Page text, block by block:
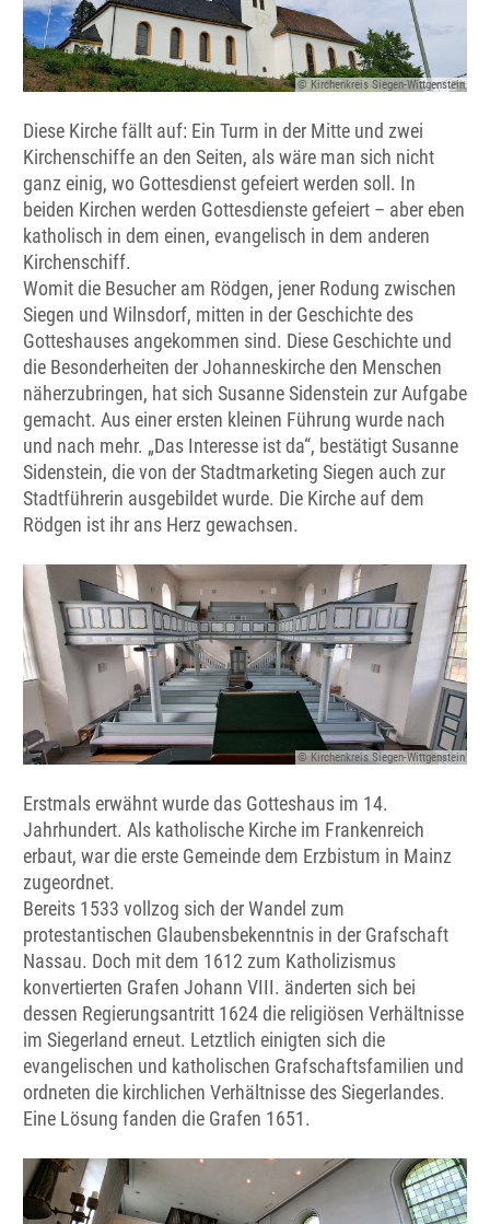
© Kirchenkreis Siegen-Wittgenstein
Diese Kirche fällt auf: Ein Turm in der Mitte und zwei
Kirchenschiffe an den Seiten, als wäre man sich nicht
ganz einig, wo Gottesdienst gefeiert werden soll. In
beiden Kirchen werden Gottesdienste gefeiert – aber eben
katholisch in dem einen, evangelisch in dem anderen
Kirchenschiff.
Womit die Besucher am Rödgen, jener Rodung zwischen
Siegen und Wilnsdorf, mitten in der Geschichte des
Gotteshauses angekommen sind. Diese Geschichte und
die Besonderheiten der Johanneskirche den Menschen
näherzubringen, hat sich Susanne Sidenstein zur Aufgabe
gemacht. Aus einer ersten kleinen Führung wurde nach
und nach mehr. „Das Interesse ist da“, bestätigt Susanne
Sidenstein, die von der Stadtmarketing Siegen auch zur
Stadtführerin ausgebildet wurde. Die Kirche auf dem
Rödgen ist ihr ans Herz gewachsen.
© Kirchenkreis Siegen-Wittgenstein
Erstmals erwähnt wurde das Gotteshaus im 14.
Jahrhundert. Als katholische Kirche im Frankenreich
erbaut, war die erste Gemeinde dem Erzbistum in Mainz
zugeordnet.
Bereits 1533 vollzog sich der Wandel zum
protestantischen Glaubensbekenntnis in der Grafschaft
Nassau. Doch mit dem 1612 zum Katholizismus
konvertierten Grafen Johann VIII. änderten sich bei
dessen Regierungsantritt 1624 die religiösen Verhältnisse
im Siegerland erneut. Letztlich einigten sich die
evangelischen und katholischen Grafschaftsfamilien und
ordneten die kirchlichen Verhältnisse des Siegerlandes.
Eine Lösung fanden die Grafen 1651.